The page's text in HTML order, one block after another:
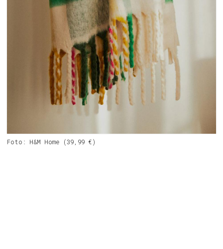
Foto: H&M Home (39,99 €)